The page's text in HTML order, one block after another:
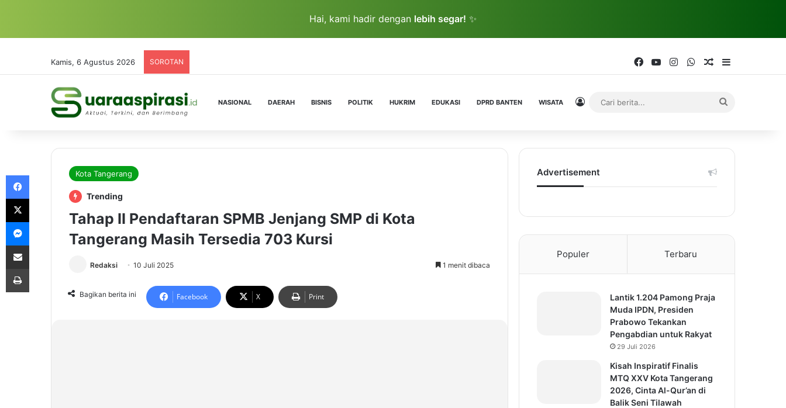
Hai, kami hadir dengan lebih segar! ✨
Kamis, 6 Agustus 2026 SOROTAN FacebookYouTubeInstagramWhatsAppRandom Article
NASIONAL DAERAH BISNIS POLITIK HUKRIM EDUKASI DPRD BANTEN WISATA Log In
Kota Tangerang
Trending
Tahap II Pendaftaran SPMB Jenjang SMP di Kota
Tangerang Masih Tersedia 703 Kursi
Redaksi 10 Juli 2025 1 menit dibaca
Bagikan berita ini Facebook X Print
Advertisement
Populer Terbaru
Lantik 1.204 Pamong Praja
Muda IPDN, Presiden
Prabowo Tekankan
Pengabdian untuk Rakyat
29 Juli 2026
Kisah Inspiratif Finalis
MTQ XXV Kota Tangerang
2026, Cinta Al-Qur’an di
Balik Seni Tilawah